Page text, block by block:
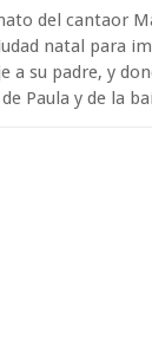
del cantaor
natal para
a su padre, y
Paula y de la